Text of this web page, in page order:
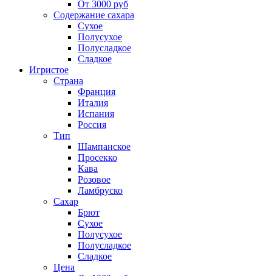
От 3000 руб
Содержание сахара
Сухое
Полусухое
Полусладкое
Сладкое
Игристое
Страна
Франция
Италия
Испания
Россия
Тип
Шампанское
Просекко
Кава
Розовое
Ламбруско
Сахар
Брют
Сухое
Полусухое
Полусладкое
Сладкое
Цена